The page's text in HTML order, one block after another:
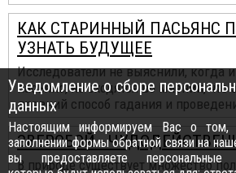
КАК СТАРИННЫЙ ПАСЬЯНС
УЗНАТЬ БУДУЩЕЕ
Исследователи не выяснили, когда
пасьянс, но сходятся во мнении, что
древний способ гадания и
ЗВЕРОБОЙ -
В природе существует множество
Уведомление о сборе
данных
Настоящим информируем Вас о том,
заполнении формы обратной связи на
вы предоставляете персональные